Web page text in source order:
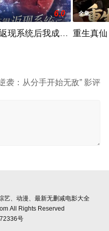
6.0
现系统后我成了万人迷
全集
重生真
袭：从分手开始无敌” 影评
艺、动漫、最新无删减电影大全
All Rights Reserved
号